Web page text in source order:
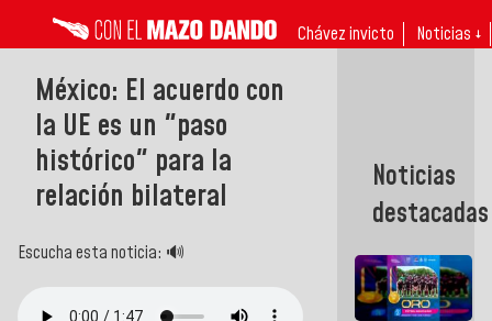
Chávez invicto Noticias ↓
México: El acuerdo con
la UE es un "paso
histórico" para la
relación bilateral
Escucha esta noticia: 🔊
Noticias
destacadas